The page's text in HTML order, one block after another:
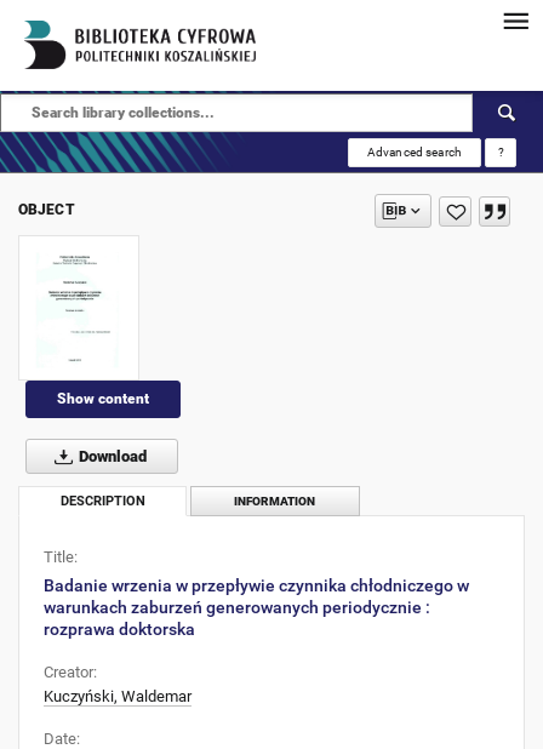
Advanced search ?
OBJECT
Show content
Download
DESCRIPTION INFORMATION
Title:
Badanie wrzenia w przepływie czynnika chłodniczego w
warunkach zaburzeń generowanych periodycznie :
rozprawa doktorska
Creator:
Kuczyński, Waldemar
Date: